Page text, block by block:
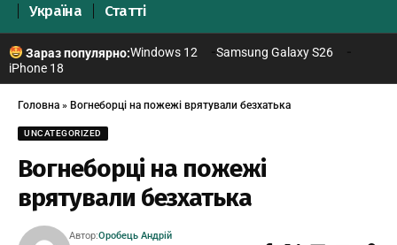
Україна Статті
Зараз популярно:Windows 12
Samsung Galaxy S26
iPhone 18
Головна » Вогнеборці на пожежі врятували безхатька
UNCATEGORIZED
Вогнеборці на пожежі
врятували безхатька
Автор:Оробець Андрій